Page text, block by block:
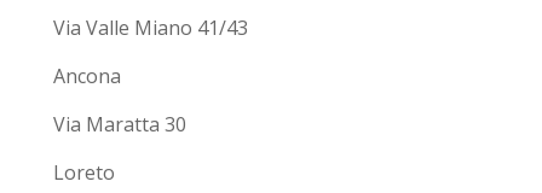
Via Valle Miano 41/43
Ancona
Via Maratta 30
Loreto